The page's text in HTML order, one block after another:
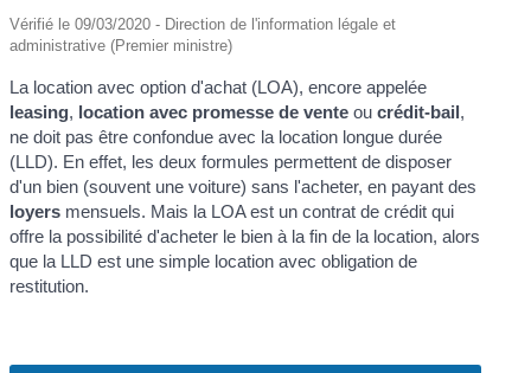
Vérifié le 09/03/2020 - Direction de l'information légale et
administrative (Premier ministre)
La location avec option d'achat (LOA), encore appelée
leasing, location avec promesse de vente oucrédit-bail,
ne doit pas être confondue avec la location longue durée
(LLD). En effet, les deux formules permettent de disposer
d'un bien (souvent une voiture) sans l'acheter, en payant des
loyers mensuels. Mais la LOA est un contrat de crédit qui
offre la possibilité d'acheter le bien à la fin de la location, alors
que la LLD est une simple location avec obligation de
restitution.